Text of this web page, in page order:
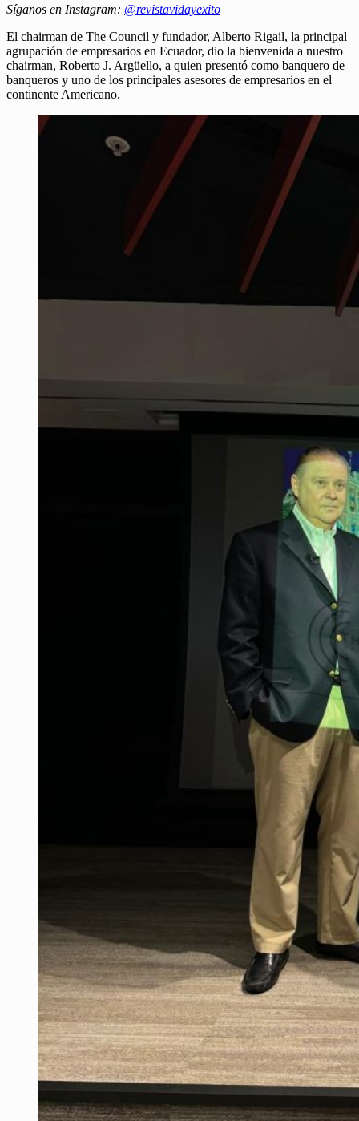
Síganos en Instagram: @revistavidayexito
El chairman de The Council y fundador, Alberto Rigail, la principal
agrupación de empresarios en Ecuador, dio la bienvenida a nuestro
chairman, Roberto J. Argüello, a quien presentó como banquero de
banqueros y uno de los principales asesores de empresarios en el
continente Americano.